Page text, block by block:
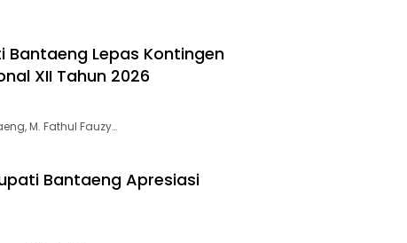
Bantaeng Lepas Kontingen
XII Tahun 2026
M. Fathul Fauzy…
Bantaeng Apresiasi